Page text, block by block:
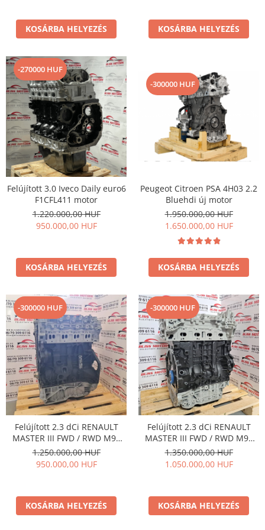
KOSÁRBA HELYEZÉS KOSÁRBA HELYEZÉS
-270000 HUF
Felújított 3.0 Iveco Daily euro6
F1CFL411 motor
1.220.000,00 HUF
950.000,00 HUF
KOSÁRBA HELYEZÉS
-300000 HUF
Peugeot Citroen PSA 4H03 2.2
Bluehdi új motor
1.950.000,00 HUF
1.650.000,00 HUF
KOSÁRBA HELYEZÉS
-300000 HUF
Felújított 2.3 dCi RENAULT
MASTER III FWD / RWD M9T
euro5 motor
1.250.000,00 HUF
950.000,00 HUF
KOSÁRBA HELYEZÉS
-300000 HUF
Felújított 2.3 dCi RENAULT
MASTER III FWD / RWD M9T
euro6 motor
1.350.000,00 HUF
1.050.000,00 HUF
KOSÁRBA HELYEZÉS